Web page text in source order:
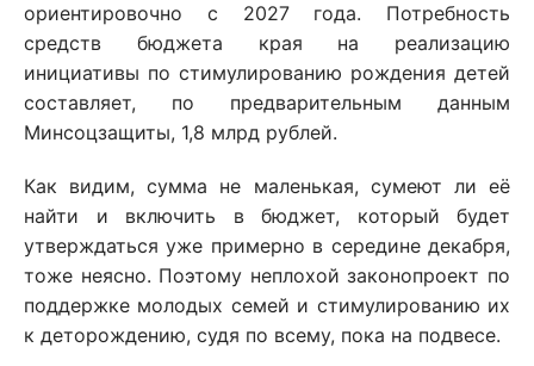
ориентировочно с 2027 года. Потребность
средств бюджета края на реализацию
инициативы по стимулированию рождения детей
составляет, по предварительным данным
Минсоцзащиты, 1,8 млрд рублей.
Как видим, сумма не маленькая, сумеют ли её
найти и включить в бюджет, который будет
утверждаться уже примерно в середине декабря,
тоже неясно. Поэтому неплохой законопроект по
поддержке молодых семей и стимулированию их
к деторождению, судя по всему, пока на подвесе.